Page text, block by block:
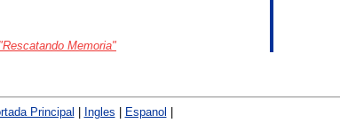
Memoria"
Principal Ingles Espanol